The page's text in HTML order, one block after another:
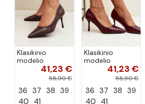
Klasikinio
modelio
aukštakulniai
šokolado
spalvos Nesha
41,23 €
58,90 €
36 37 38 39
40 41
Klasikinio
modelio
aukštakulniai
bordo spalvos
Nesha
41,23 €
58,90 €
36 37 38 39
40 41